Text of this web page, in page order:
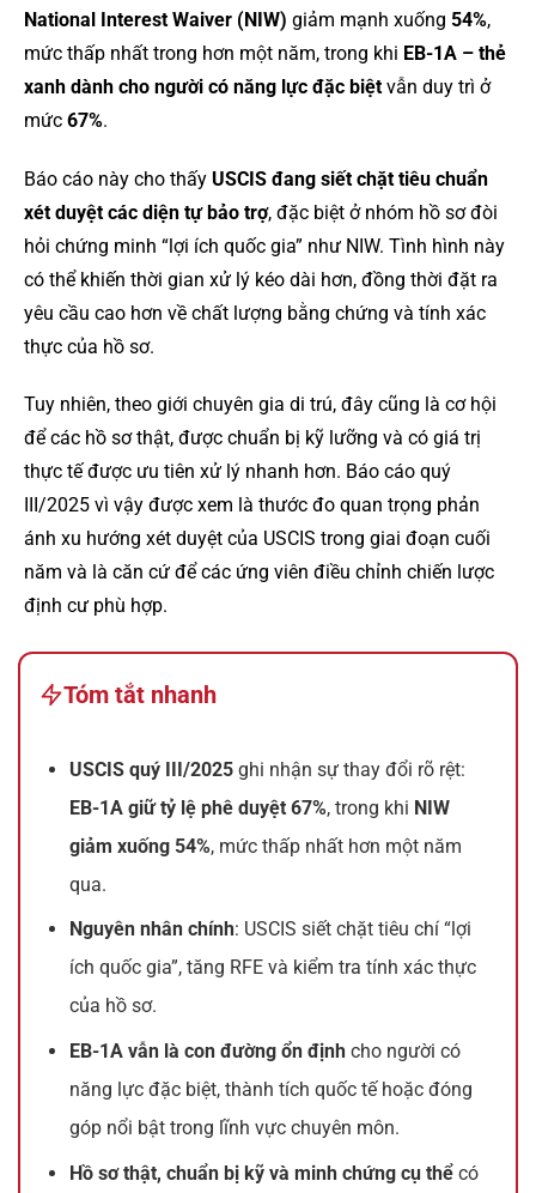
National Interest Waiver (NIW) giảm mạnh xuống 54%,
mức thấp nhất trong hơn một năm, trong khi EB-1A – thẻ
xanh dành cho người có năng lực đặc biệt vẫn duy trì ở
mức 67%.
Báo cáo này cho thấy USCIS đang siết chặt tiêu chuẩn
xét duyệt các diện tự bảo trợ, đặc biệt ở nhóm hồ sơ đòi
hỏi chứng minh “lợi ích quốc gia” như NIW. Tình hình này
có thể khiến thời gian xử lý kéo dài hơn, đồng thời đặt ra
yêu cầu cao hơn về chất lượng bằng chứng và tính xác
thực của hồ sơ.
Tuy nhiên, theo giới chuyên gia di trú, đây cũng là cơ hội
để các hồ sơ thật, được chuẩn bị kỹ lưỡng và có giá trị
thực tế được ưu tiên xử lý nhanh hơn. Báo cáo quý
III/2025 vì vậy được xem là thước đo quan trọng phản
ánh xu hướng xét duyệt của USCIS trong giai đoạn cuối
năm và là căn cứ để các ứng viên điều chỉnh chiến lược
định cư phù hợp.
Tóm tắt nhanh
USCIS quý III/2025 ghi nhận sự thay đổi rõ rệt:
EB-1A giữ tỷ lệ phê duyệt 67%, trong khi NIW
giảm xuống 54%, mức thấp nhất hơn một năm
qua.
Nguyên nhân chính: USCIS siết chặt tiêu chí “lợi
ích quốc gia”, tăng RFE và kiểm tra tính xác thực
của hồ sơ.
EB-1A vẫn là con đường ổn định cho người có
năng lực đặc biệt, thành tích quốc tế hoặc đóng
góp nổi bật trong lĩnh vực chuyên môn.
Hồ sơ thật, chuẩn bị kỹ và minh chứng cụ thể có